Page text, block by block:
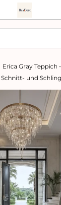
Erica Gray Teppich
und